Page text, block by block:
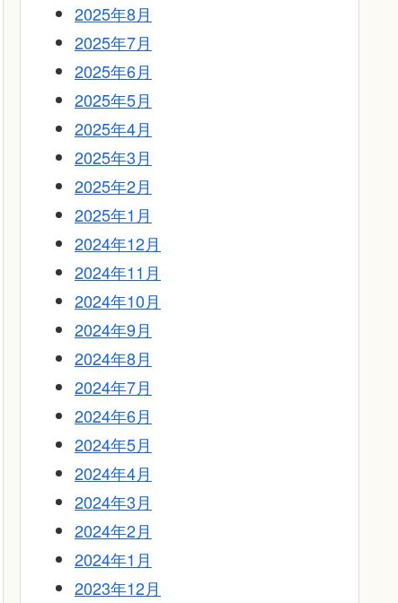
2025年8月
2025年7月
2025年6月
2025年5月
2025年4月
2025年3月
2025年2月
2025年1月
2024年12月
2024年11月
2024年10月
2024年9月
2024年8月
2024年7月
2024年6月
2024年5月
2024年4月
2024年3月
2024年2月
2024年1月
2023年12月